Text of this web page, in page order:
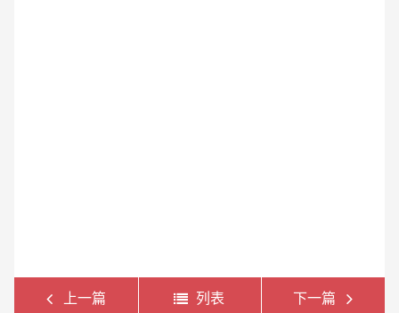
上一篇 列表 下一篇